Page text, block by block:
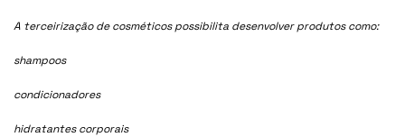
A terceirização de cosméticos possibilita desenvolver produtos como:
shampoos
condicionadores
hidratantes corporais